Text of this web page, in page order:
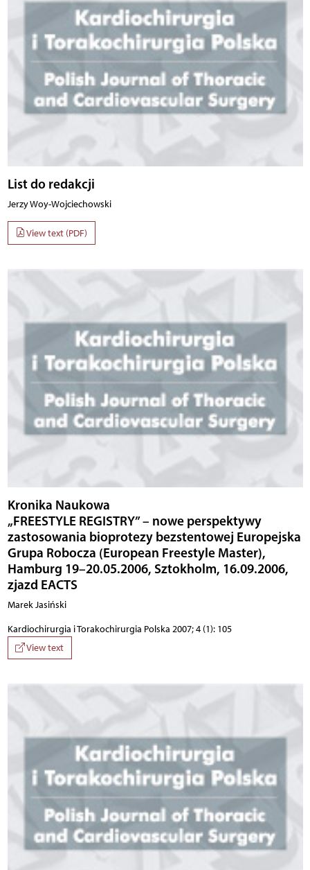
List do redakcji
Jerzy Woy-Wojciechowski
View text (PDF)
Kronika Naukowa
„FREESTYLE REGISTRY” – nowe perspektywy
zastosowania bioprotezy bezstentowej Europejska
Grupa Robocza (European Freestyle Master),
Hamburg 19–20.05.2006, Sztokholm, 16.09.2006,
zjazd EACTS
Marek Jasiński
Kardiochirurgia i Torakochirurgia Polska 2007; 4 (1): 105
View text